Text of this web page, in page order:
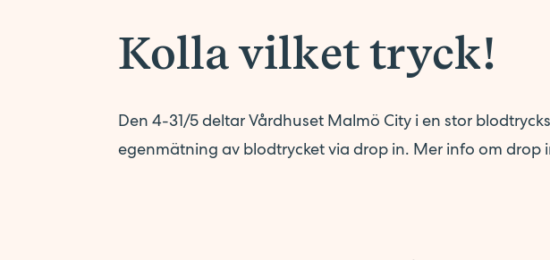
Lokaler
Kontakt
Synpunkter på vården
Kolla vilket tryck!
Den 4-31/5 deltar Vårdhuset Malmö City i en stor
egenmätning av blodtrycket via drop in. Mer info om drop